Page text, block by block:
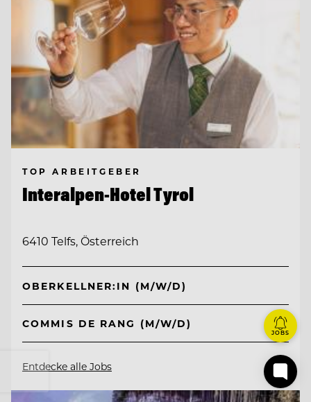
TOP ARBEITGEBER
Interalpen-Hotel Tyrol
6410 Telfs, Österreich
OBERKELLNER:IN (M/W/D)
COMMIS DE RANG (M/W/D)
Entdecke alle Jobs
JOBS